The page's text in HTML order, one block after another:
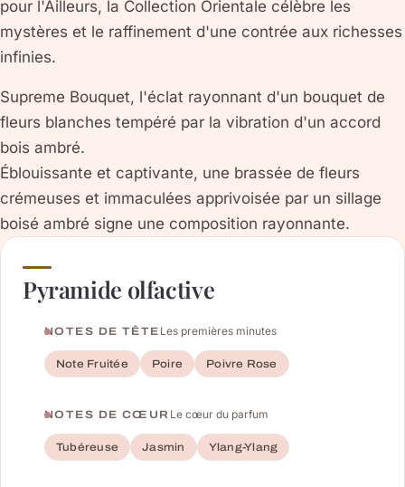
pour l'Ailleurs, la Collection Orientale célèbre les
mystères et le raffinement d'une contrée aux richesses
infinies.
Supreme Bouquet, l'éclat rayonnant d'un bouquet de
fleurs blanches tempéré par la vibration d'un accord
bois ambré.
Éblouissante et captivante, une brassée de fleurs
crémeuses et immaculées apprivoisée par un sillage
boisé ambré signe une composition rayonnante.
Pyramide olfactive
NOTES DE TÊTE Les premières minutes
Note Fruitée Poire Poivre Rose
NOTES DE CŒUR Le cœur du parfum
Tubéreuse Jasmin Ylang-Ylang